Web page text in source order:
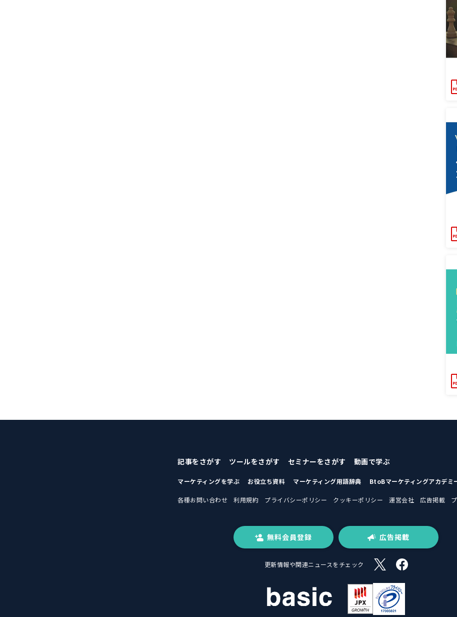
記事をさがす ツールをさがす セミナーをさがす 動画で学ぶ
マーケティングを学ぶ お役立ち資料 マーケティング用語辞典 BtoBマーケティングアカデミ
各種お問い合わせ 利用規約 プライバシーポリシー クッキーポリシー 運営会社 広告掲載
無料会員登録 広告掲載
更新情報や関連ニュースをチェック